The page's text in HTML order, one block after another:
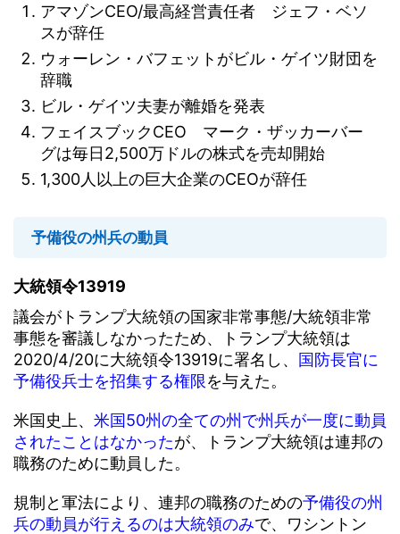
アマゾンCEO/最高経営責任者 ジェフ・ベソ
スが辞任
ウォーレン・バフェットがビル・ゲイツ財団を
辞職
ビル・ゲイツ夫妻が離婚を発表
フェイスブックCEO マーク・ザッカーバー
グは毎日2,500万ドルの株式を売却開始
1,300人以上の巨大企業のCEOが辞任
予備役の州兵の動員
大統領令13919
議会がトランプ大統領の国家非常事態/大統領非常
事態を審議しなかったため、トランプ大統領は
2020/4/20に大統領令13919に署名し、 国防長官に
予備役兵士を招集する権限を与えた。
米国史上、 米国50州の全ての州で州兵が一度に動員
されたことはなかったが、トランプ大統領は連邦の
職務のために動員した。
規制と軍法により、連邦の職務のための予備役の州
兵の動員が行えるのは大統領のみで、ワシントン